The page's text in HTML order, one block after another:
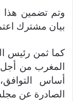
وتم تضمين
بيان مشترك
كما ثمن رئيس
المغرب من
أساس
الصادرة عن